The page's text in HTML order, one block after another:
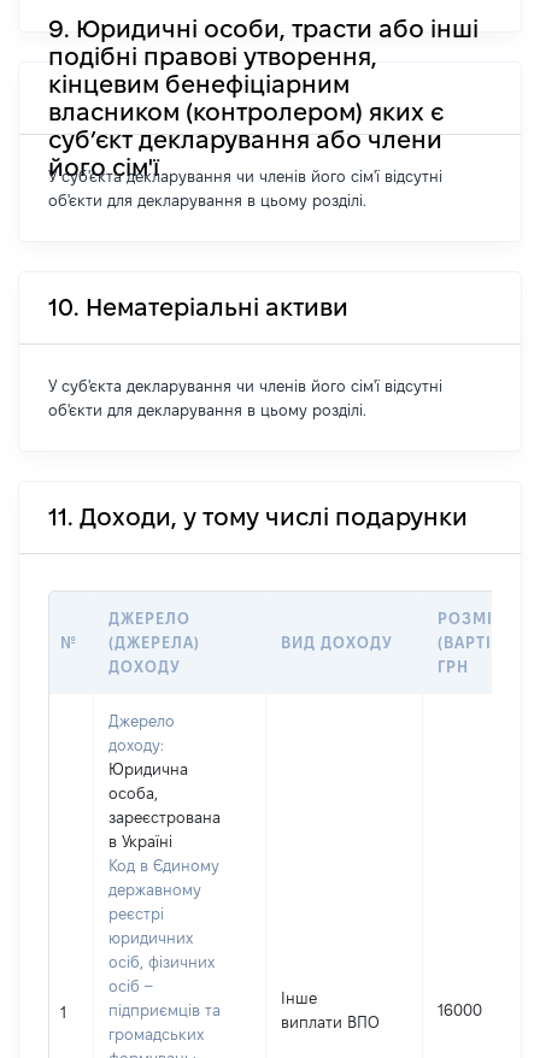
9. Юридичні особи, трасти або інші
подібні правові утворення,
кінцевим бенефіціарним
власником (контролером) яких є
суб’єкт декларування або члени
його сім'ї
У суб'єкта декларування чи членів його сім'ї відсутні
об'єкти для декларування в цьому розділі.
10. Нематеріальні активи
У суб'єкта декларування чи членів його сім'ї відсутні
об'єкти для декларування в цьому розділі.
11. Доходи, у тому числі подарунки
№
ДЖЕРЕЛО
(ДЖЕРЕЛА)
ДОХОДУ
ВИД ДОХОДУ
РОЗМІР
(ВАРТІСТЬ),
ГРН
1
Джерело
доходу:
Юридична
особа,
зареєстрована
в Україні
Код в Єдиному
державному
реєстрі
юридичних
осіб, фізичних
осіб –
підприємців та
громадських
Інше
виплати ВПО
16000